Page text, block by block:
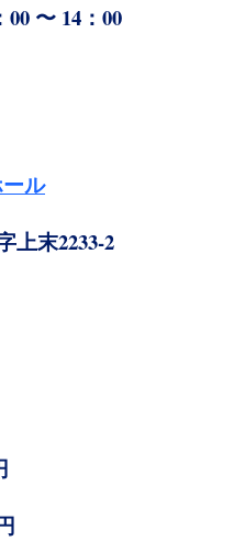
00 〜 14：00
ル
上末2233-2
円